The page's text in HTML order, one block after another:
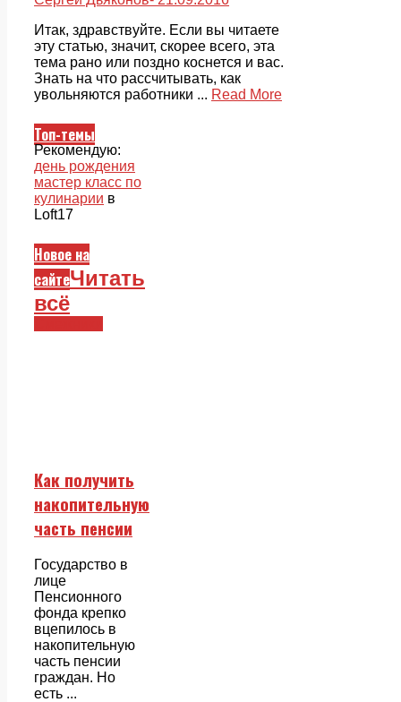
Итак, здравствуйте. Если вы читаете
эту статью, значит, скорее всего, эта
тема рано или поздно коснется и вас.
Знать на что рассчитывать, как
увольняются работники ... Read More
Топ-темы
Рекомендую:
день рождения
мастер класс по
кулинарии в
Loft17
Новое на
сайтеЧитать
всё
Как получить
накопительную
часть пенсии
Государство в
лице
Пенсионного
фонда крепко
вцепилось в
накопительную
часть пенсии
граждан. Но
есть ...